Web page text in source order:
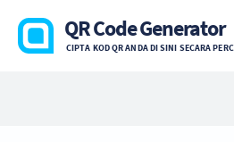
QR Code Generator
CIPTA KOD QR ANDA DI SINI SECARA